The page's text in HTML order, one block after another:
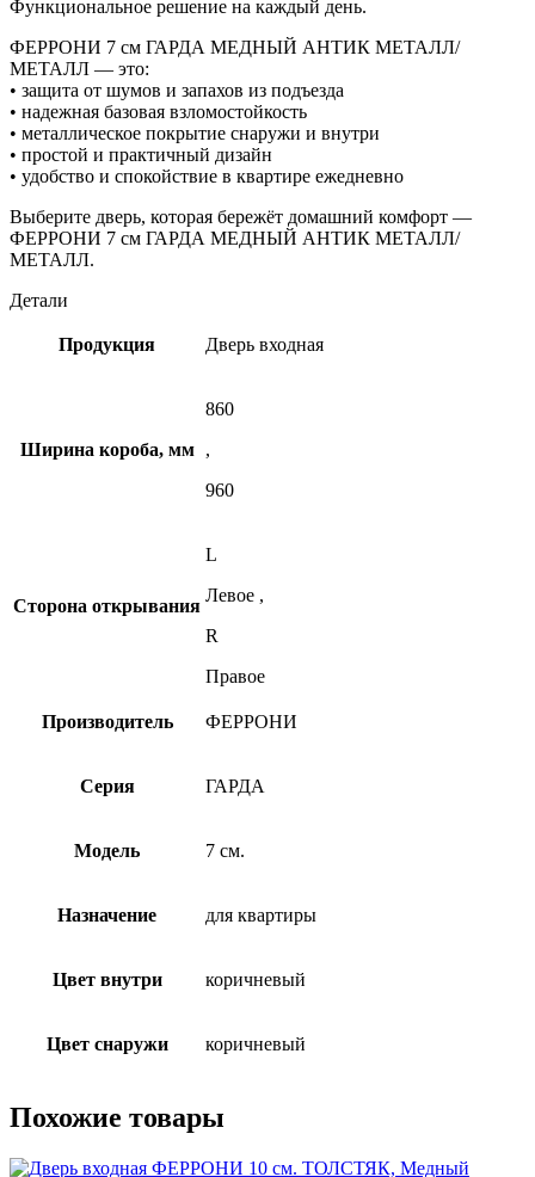
Функциональное решение на каждый день.
ФЕРРОНИ 7 см ГАРДА МЕДНЫЙ АНТИК МЕТАЛЛ/
МЕТАЛЛ — это:
• защита от шумов и запахов из подъезда
• надежная базовая взломостойкость
• металлическое покрытие снаружи и внутри
• простой и практичный дизайн
• удобство и спокойствие в квартире ежедневно
Выберите дверь, которая бережёт домашний комфорт —
ФЕРРОНИ 7 см ГАРДА МЕДНЫЙ АНТИК МЕТАЛЛ/
МЕТАЛЛ.
Детали
Продукция Дверь входная
Ширина короба, мм
860
,
960
Сторона открывания
L
Левое ,
R
Правое
Производитель ФЕРРОНИ
Серия ГАРДА
Модель 7 см.
Назначение для квартиры
Цвет внутри коричневый
Цвет снаружи коричневый
Похожие товары